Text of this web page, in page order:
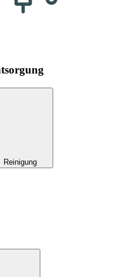
Reinigung